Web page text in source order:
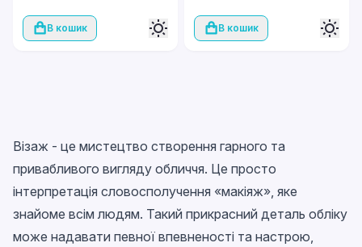
В кошик В кошик
Візаж - це мистецтво створення гарного та
привабливого вигляду обличчя. Це просто
інтерпретація словосполучення «макіяж», яке
знайоме всім людям. Такий прикрасний деталь обліку
може надавати певної впевненості та настрою,